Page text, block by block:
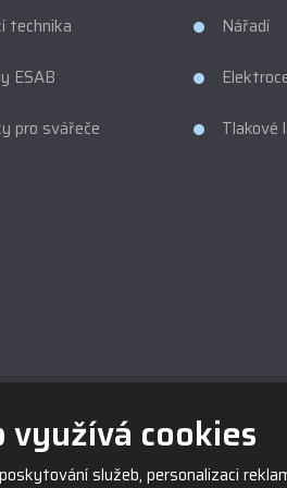
technika
ESAB
pro svářeče
Nářadí
Tlakové
využívá cookies
služeb, personalizaci